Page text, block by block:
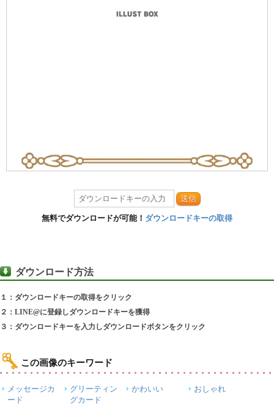
送信
無料でダウンロードが可能！ ダウンロードキーの取得
ダウンロード方法
１：ダウンロードキーの取得をクリック
２：LINE@に登録しダウンロードキーを獲得
３：ダウンロードキーを入力しダウンロードボタンをクリック
この画像のキーワード
メッセージカ
ード
グリーティン
グカード
かわいい おしゃれ